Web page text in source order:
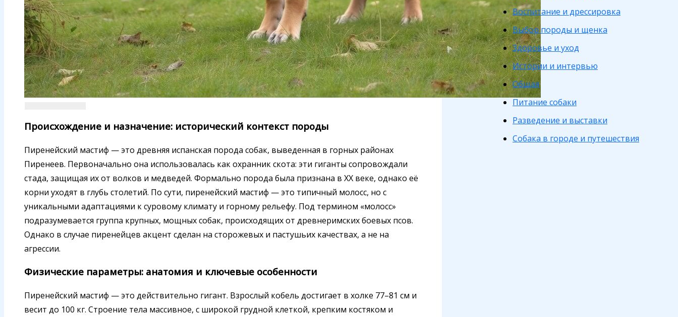
Происхождение и назначение: исторический контекст породы
Пиренейский мастиф — это древняя испанская порода собак, выведенная в горных районах
Пиренеев. Первоначально она использовалась как охранник скота: эти гиганты сопровождали
стада, защищая их от волков и медведей. Формально порода была признана в XX веке, однако её
корни уходят в глубь столетий. По сути, пиренейский мастиф — это типичный молосс, но с
уникальными адаптациями к суровому климату и горному рельефу. Под термином «молосс»
подразумевается группа крупных, мощных собак, происходящих от древнеримских боевых псов.
Однако в случае пиренейцев акцент сделан на сторожевых и пастушьих качествах, а не на
агрессии.
Физические параметры: анатомия и ключевые особенности
Пиренейский мастиф — это действительно гигант. Взрослый кобель достигает в холке 77–81 см и
весит до 100 кг. Строение тела массивное, с широкой грудной клеткой, крепким костяком и
Воспитание и дрессировка
Выбор породы и щенка
Здоровье и уход
Истории и интервью
Общая
Питание собаки
Разведение и выставки
Собака в городе и путешествия